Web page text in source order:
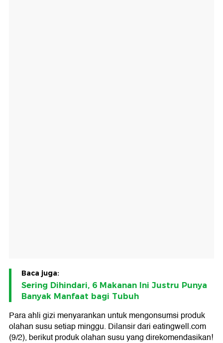
Baca juga:
Sering Dihindari, 6 Makanan Ini Justru Punya
Banyak Manfaat bagi Tubuh
Para ahli gizi menyarankan untuk mengonsumsi produk
olahan susu setiap minggu. Dilansir dari eatingwell.com
(9/2), berikut produk olahan susu yang direkomendasikan!